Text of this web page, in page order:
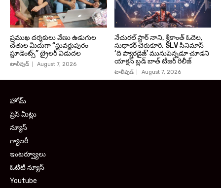
ప్రముఖ దర్శకులు వేణు ఉడుగుల
చేతుల మీదుగా “స్టువర్టుపురం
స్టూడెంట్స్” ట్రైలర్ విడుదల
టాలీవుడ్ August 7, 2026
నేచురల్ స్టార్ నాని, శ్రీకాంత్ ఓదెల,
సుధాకర్ చెరుకూరి, SLV సినిమాస్
‘ది ప్యారడైజ్’ మునుపెన్నడూ చూడని
యాక్షన్ బ్లడ్ బాత్ టీజర్ రిలీజ్
టాలీవుడ్ August 7, 2026
హోమ్
ప్రెస్ మీట్లు
న్యూస్
గ్యాలరీ
ఇంటర్వ్యూలు
ఓటిటి న్యూస్
Youtube